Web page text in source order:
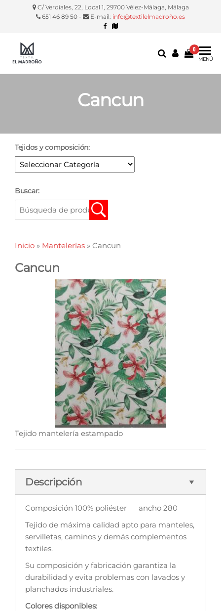
C/ Verdiales, 22, Local 1, 29700 Vélez-Málaga, Málaga
651 46 89 50 -
E-mail: info@textilelmadroño.es
Madroño
silla, etc.
0
MENÚ
Cancun
Tejidos y composición:
Buscar:
Inicio » Mantelerías » Cancun
Cancun
Tejido mantelería estampado
Descripción
Composición 100% poliéster ancho 280
Tejido de máxima calidad apto para manteles,
servilletas, caminos y demás complementos
textiles.
Su composición y fabricación garantiza la
durabilidad y evita problemas con lavados y
planchados industriales.
Colores disponibles: